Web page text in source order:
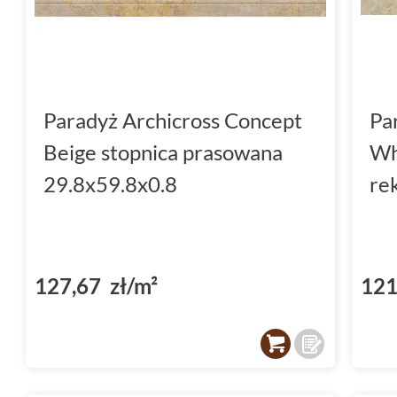
wysokich temperatur i zabrudzeń sprawia,
wyzwaniom, jakie niesie użytkowanie
powierzchnia orazimitacja betonu
styl do Twojej kuchni. Wybierając płytki w
Płytki do salonu - elegancja
Paradyż Archicross Concept
Beige stopnica prasowana
29.8x59.8x0.8
127,67 zł/m²